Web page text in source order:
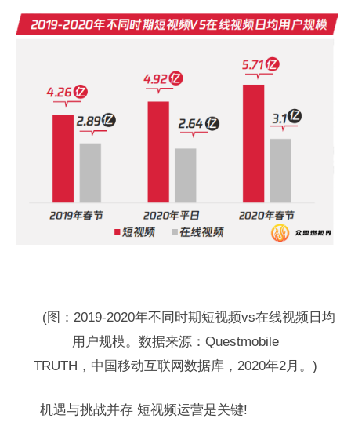
(图：2019-2020年不同时期短视频vs在线视频日均
用户规模。数据来源：Questmobile
TRUTH，中国移动互联网数据库，2020年2月。)
机遇与挑战并存 短视频运营是关键!